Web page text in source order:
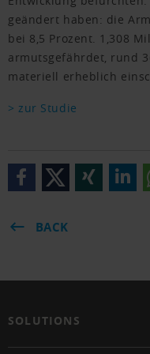
geändert haben: die
bei 8,5 Prozent. 1,308
armutsgefährdet, rund
materiell erheblich
> zur Studie
BACK
SOLUTIONS